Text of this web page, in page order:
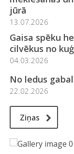
jūrā
13.07.2026
Gaisa spēku
cilvēkus no
04.03.2026
No ledus
22.02.2026
Ziņas